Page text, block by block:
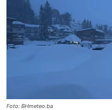
Foto: BHmeteo.ba